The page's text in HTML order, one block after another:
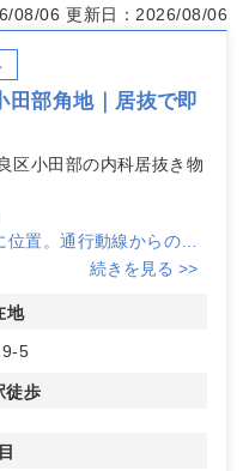
08/06 更新日：2026/08/06
田部角地｜居抜で即
区小田部の内科居抜き物
置。通行動線からの視
と集患力の向上に寄与し
抜き。内装はきれいに
用イメージが掴みやす
約柔軟
続きを見る >>
地
5
徒歩